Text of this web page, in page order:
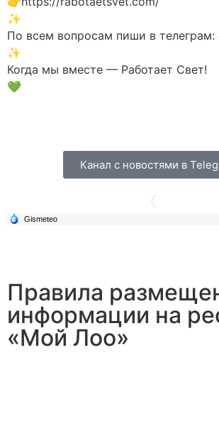
✨
По всем вопросам пиши в телеграм:
✨
Когда мы вместе — Работает Свет!
💚
Канал с новостями в
Правила
информации на
«Мой Лоо»